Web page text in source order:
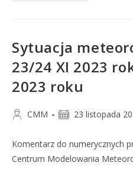
Sytuacja
23/24 XI 2023
2023 roku
CMM 23 listopada
Komentarz do numerycznych
Centrum Modelowania